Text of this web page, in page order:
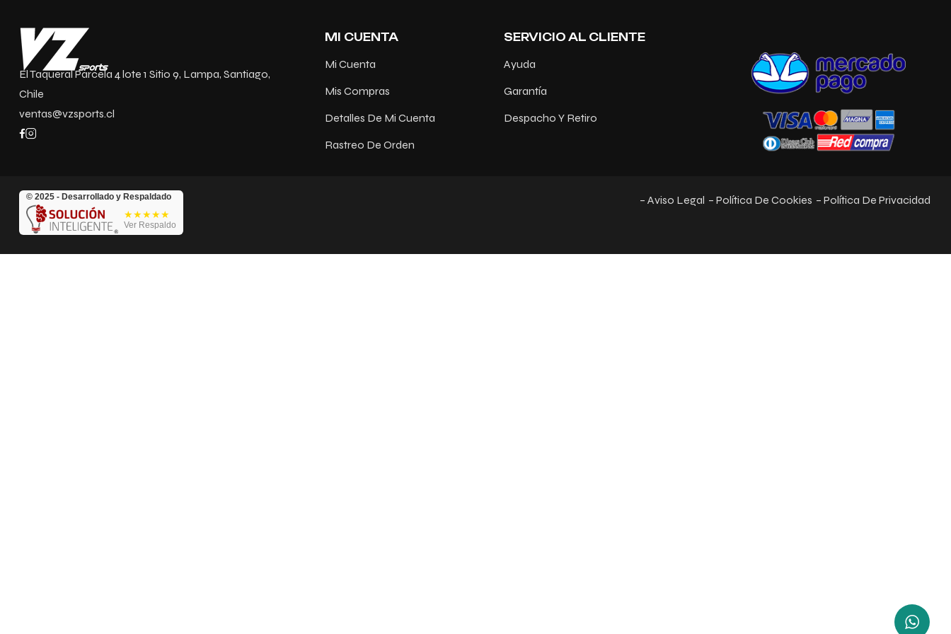
El Taqueral Parcela 4 lote 1 Sitio 9, Lampa, Santiago,
Chile
ventas@vzsports.cl
MI CUENTA
Mi Cuenta
Mis Compras
Detalles De Mi Cuenta
Rastreo De Orden
SERVICIO AL CLIENTE
Ayuda
Garantía
Despacho Y Retiro
© 2025 - Desarrollado y Respaldado
★★★★★
Ver Respaldo
– Aviso Legal – Política De Cookies – Política De Privacidad